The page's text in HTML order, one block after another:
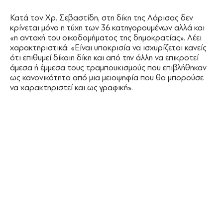
Κατά τον Χρ. Σεβαστίδη, στη δίκη της Λάρισας δεν
κρίνεται μόνο η τύχη των 36 κατηγορουμένων αλλά και
«η αντοχή του οικοδομήματος της δημοκρατίας». Λέει
χαρακτηριστικά: «Είναι υποκρισία να ισχυρίζεται κανείς
ότι επιθυμεί δίκαιη δίκη και από την άλλη να επικροτεί
άμεσα ή έμμεσα τους τραμπουκισμούς που επιβλήθηκαν
ως κανονικότητα από μια μειοψηφία που θα μπορούσε
να χαρακτηριστεί και ως γραφική».